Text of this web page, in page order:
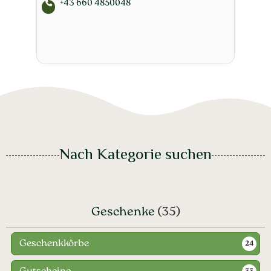
Nach Kategorie suchen
Geschenke (35)
Geschenkkörbe 24